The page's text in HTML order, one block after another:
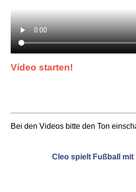
Video starten!
Bei den Videos bitte den Ton
Cleo spielt Fußball mit